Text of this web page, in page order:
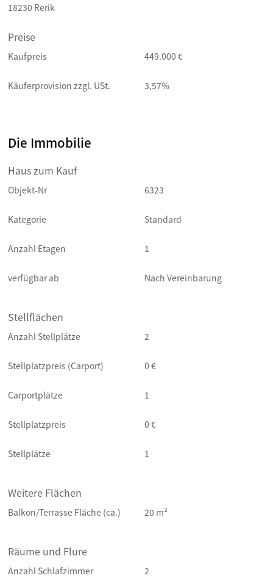
18230 Rerik
Preise
Kaufpreis 449.000 €
Käuferprovision zzgl. USt. 3,57%
Die Immobilie
Haus zum Kauf
Objekt-Nr 6323
Kategorie Standard
Anzahl Etagen 1
verfügbar ab Nach Vereinbarung
Stellflächen
Anzahl Stellplätze 2
Stellplatzpreis (Carport) 0 €
Carportplätze 1
Stellplatzpreis 0 €
Stellplätze 1
Weitere Flächen
Balkon/Terrasse Fläche (ca.) 20 m²
Räume und Flure
Anzahl Schlafzimmer 2